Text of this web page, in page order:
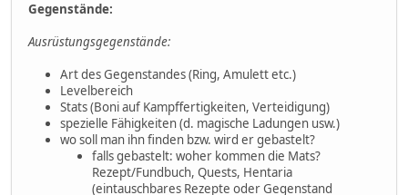
Gegenstände:
Ausrüstungsgegenstände:
Art des Gegenstandes (Ring, Amulett etc.)
Levelbereich
Stats (Boni auf Kampffertigkeiten, Verteidigung)
spezielle Fähigkeiten (d. magische Ladungen usw.)
wo soll man ihn finden bzw. wird er gebastelt?
falls gebastelt: woher kommen die Mats?
Rezept/Fundbuch, Quests, Hentaria
(eintauschbares Rezepte oder Gegenstand